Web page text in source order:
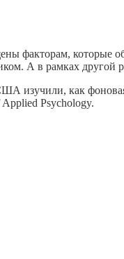
факторам, которые
А в рамках другой
изучили, как
Applied Psychology.